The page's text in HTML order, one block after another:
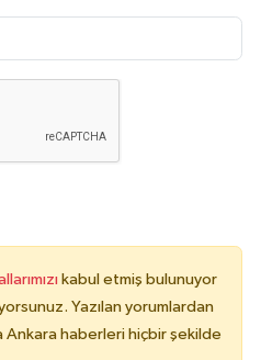
kabul etmiş bulunuyor
Yazılan yorumlardan
Ankara haberleri hiçbir şekilde